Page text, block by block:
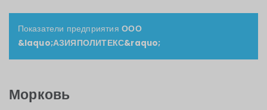
Показатели предприятияООО
&laquo;АЗИЯПОЛИТЕКС&raquo;
Морковь